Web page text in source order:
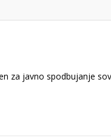
za javno spodbujanje